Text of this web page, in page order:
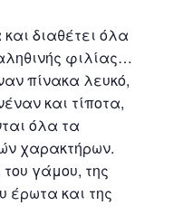
διαθέτει όλα
φιλίας…
πίνακα λευκό,
και τίποτα,
όλα τα
χαρακτήρων.
γάμου, της
έρωτα και της